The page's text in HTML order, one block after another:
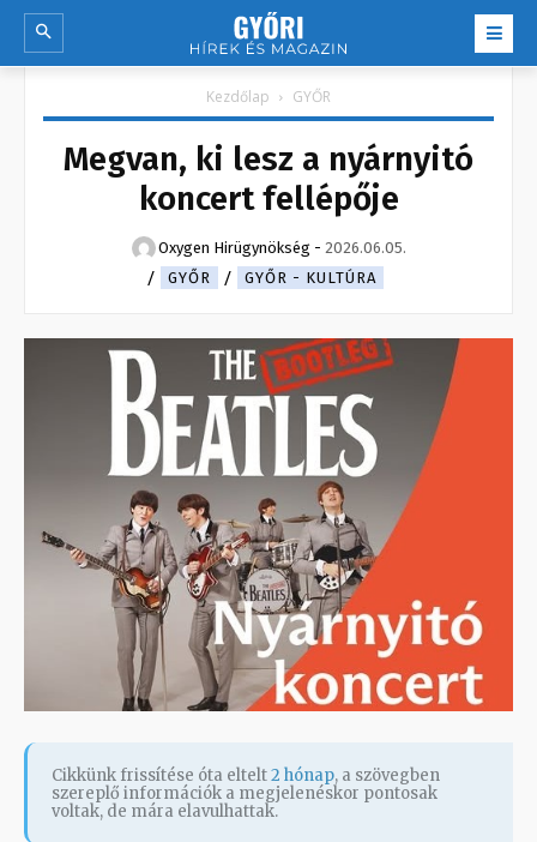
Kezdőlap GYŐR
Megvan, ki lesz a nyárnyitó
koncert fellépője
Oxygen Hirügynökség - 2026.06.05.
GYŐR
GYŐR - KULTÚRA
Cikkünk frissítése óta eltelt2 hónap, a szövegben
szereplő információk a megjelenéskor pontosak
voltak, de mára elavulhattak.